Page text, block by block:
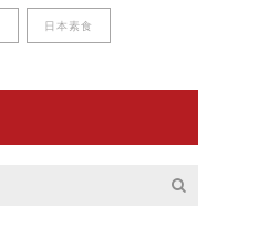
日本素食